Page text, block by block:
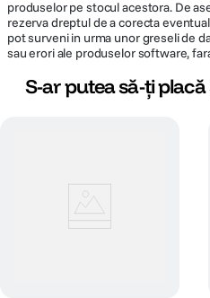
produselor pe stocul acestora. De
rezerva dreptul de a corecta
pot surveni in urma unor greseli de
sau erori ale produselor software,
S-ar putea să-ți placă